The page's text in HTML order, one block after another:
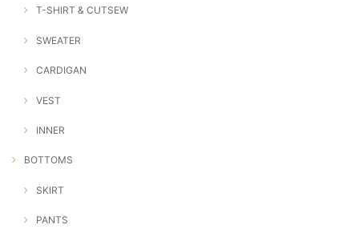
T-SHIRT & CUTSEW
SWEATER
CARDIGAN
VEST
INNER
BOTTOMS
SKIRT
PANTS